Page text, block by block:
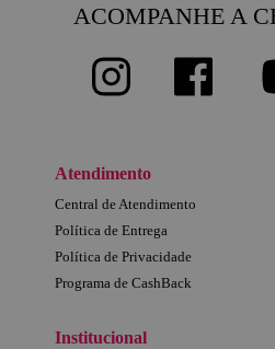
ACOMPANHE A
Atendimento
Central de Atendimento
Política de Entrega
Política de Privacidade
Programa de CashBack
Institucional